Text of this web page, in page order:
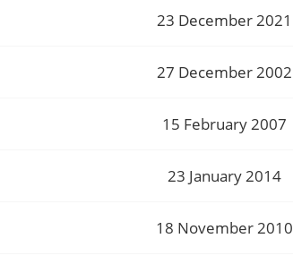
23 December 2021
27 December 2002
15 February 2007
23 January 2014
18 November 2010